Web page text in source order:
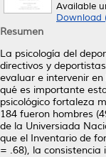
Available
Download
Resumen
La psicología del
directivos y
evaluar e intervenir
qué es importante
psicológico fortaleza
184 fueron hombres
de la Universiada
que el Inventario de
= .68), la consistencia